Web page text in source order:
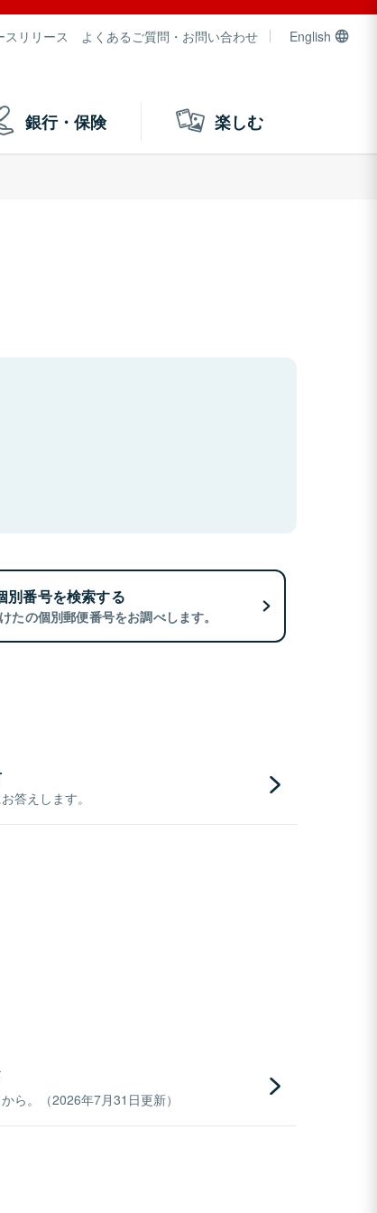
スリリース よくあるご質問・お問い合わせ English
銀行・保険 楽しむ
別番号を検索する
たの個別郵便番号をお調べします。
答えします。
ら。（2026年7月31日更新）